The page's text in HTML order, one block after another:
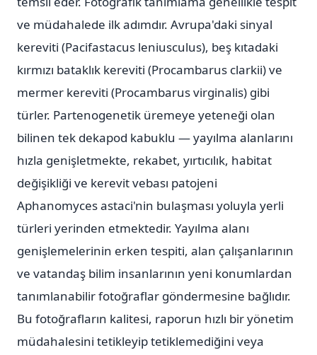
ve müdahalede ilk adımdır. Avrupa'daki sinyal
kereviti (Pacifastacus leniusculus), beş kıtadaki
kırmızı bataklık kereviti (Procambarus clarkii) ve
mermer kereviti (Procambarus virginalis) gibi
türler. Partenogenetik üremeye yeteneği olan
bilinen tek dekapod kabuklu — yayılma alanlarını
hızla genişletmekte, rekabet, yırtıcılık, habitat
değişikliği ve kerevit vebası patojeni
Aphanomyces astaci'nin bulaşması yoluyla yerli
türleri yerinden etmektedir. Yayılma alanı
genişlemelerinin erken tespiti, alan çalışanlarının
ve vatandaş bilim insanlarının yeni konumlardan
tanımlanabilir fotoğraflar göndermesine bağlıdır.
Bu fotoğrafların kalitesi, raporun hızlı bir yönetim
müdahalesini tetikleyip tetiklemediğini veya